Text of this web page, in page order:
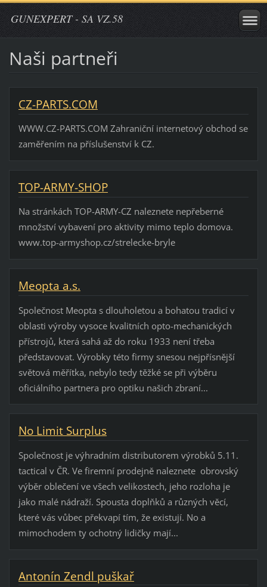
GUNEXPERT - SA VZ.58
Naši partneři
CZ-PARTS.COM
WWW.CZ-PARTS.COM Zahraniční internetový obchod se
zaměřením na příslušenství k CZ.
TOP-ARMY-SHOP
Na stránkách TOP-ARMY-CZ naleznete nepřeberné
množství vybavení pro aktivity mimo teplo domova.
www.top-armyshop.cz/strelecke-bryle
Meopta a.s.
Společnost Meopta s dlouholetou a bohatou tradicí v
oblasti výroby vysoce kvalitních opto-mechanických
přístrojů, která sahá až do roku 1933 není třeba
představovat. Výrobky této firmy snesou nejpřísnější
světová měřítka, nebylo tedy těžké se při výběru
oficiálního partnera pro optiku našich zbraní...
No Limit Surplus
Společnost je výhradním distributorem výrobků 5.11.
tactical v ČR. Ve firemní prodejně naleznete obrovský
výběr oblečení ve všech velikostech, jeho rozloha je
jako malé nádraží. Spousta doplňků a různých věcí,
které vás vůbec překvapí tím, že existují. No a
mimochodem ty ochotný lidičky mají...
Antonín Zendl puškař